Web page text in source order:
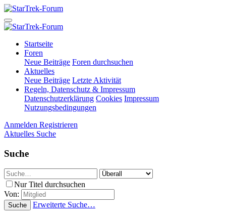
Startseite
Foren
Neue Beiträge Foren durchsuchen
Aktuelles
Neue Beiträge Letzte Aktivität
Regeln, Datenschutz & Impressum
Datenschutzerklärung Cookies Impressum
Nutzungsbedingungen
Anmelden Registrieren
Aktuelles Suche
Suche
Nur Titel durchsuchen
Von:
Suche Erweiterte Suche…